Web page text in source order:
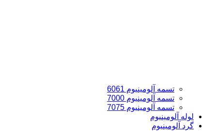
تسمه آلومینیوم 6061
تسمه آلومینیوم 7000
تسمه آلومینیوم 7075
لوله آلومینیوم
گرد آلومینیوم